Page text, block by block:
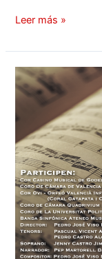
Leer más »
¡Concierto
de
de
Cuaresma!